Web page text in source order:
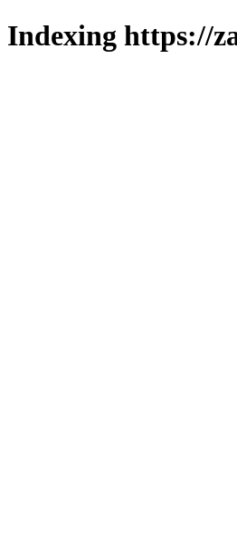
Indexing https://